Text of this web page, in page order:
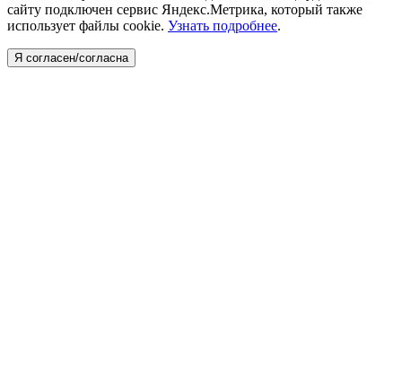
сайту подключен сервис Яндекс.Метрика, который также
использует файлы cookie. Узнать подробнее.
Я согласен/согласна